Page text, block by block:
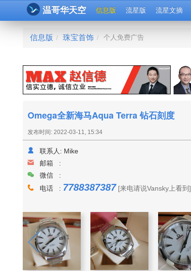
温哥华天空 信息版 流星版 流星文摘
信息版 / 珠宝首饰 / 个人免费广告
Omega全新海马Aqua Terra 钻石刻度
发布时间: 2022-03-11, 15:34
联系人: Mike
邮箱 :
微信 :
电话 : 7788387387 [来电请说Vansky上看到]